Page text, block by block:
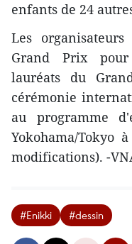
enfants de 24
Les
Grand Prix pour
lauréats du
cérémonie
au programme
Yokohama/Tokyo
modifications). -
#Enikki #dessin